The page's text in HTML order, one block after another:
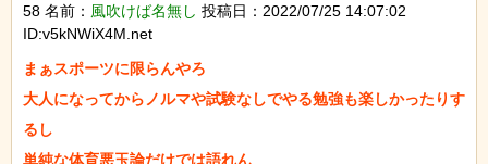
58 名前： 風吹けば名無し 投稿日：2022/07/25 14:07:02
ID:v5kNWiX4M.net
まぁスポーツに限らんやろ
大人になってからノルマや試験なしでやる勉強も楽しかったりす
るし
単純な体育悪玉論だけでは語れん